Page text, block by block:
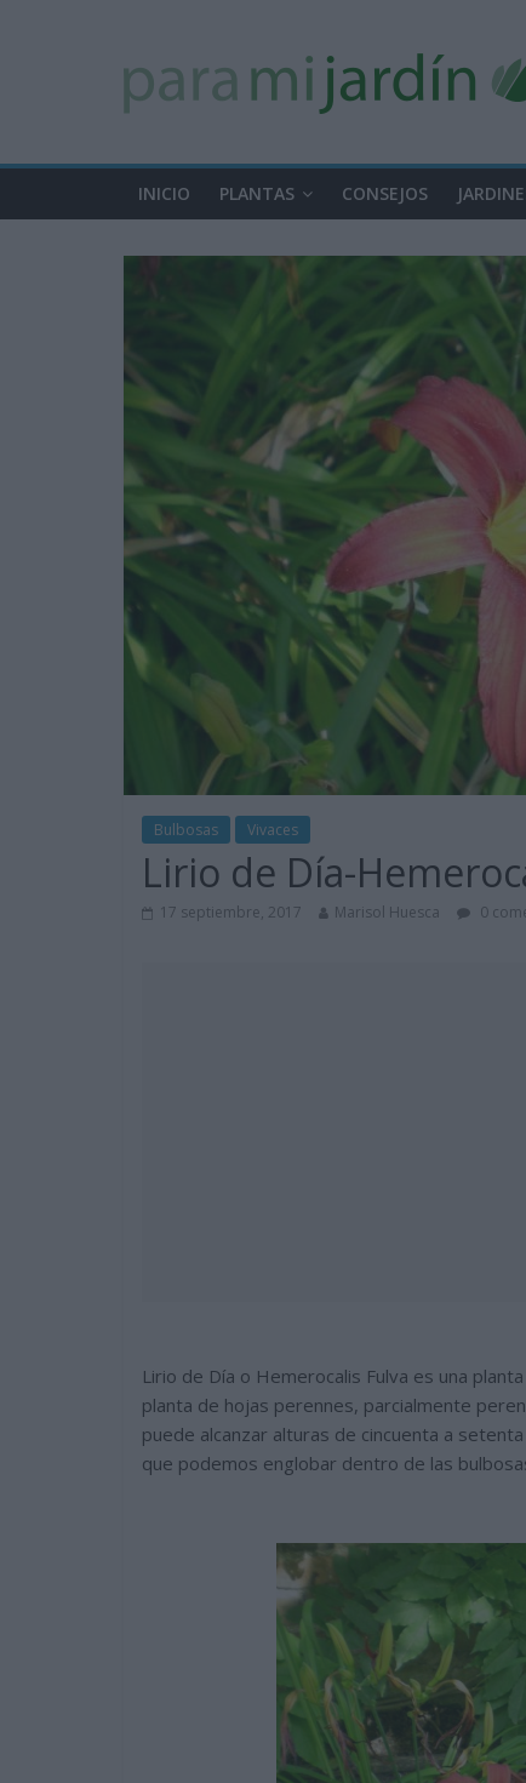
INICIO PLANTAS CONSEJOS
Bulbosas Vivaces
Lirio de Día-
17 septiembre, 2017 Marisol Huesca 0
Lirio de Día o Hemerocalis Fulva es una
planta de hojas perennes, parcialmente
puede alcanzar alturas de cincuenta a
que podemos englobar dentro de las